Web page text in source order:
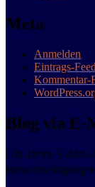
Meta
Anmelden
Eintrags-Feed
Kommentar-
Blog via E-
Gib Deine E-Mail-